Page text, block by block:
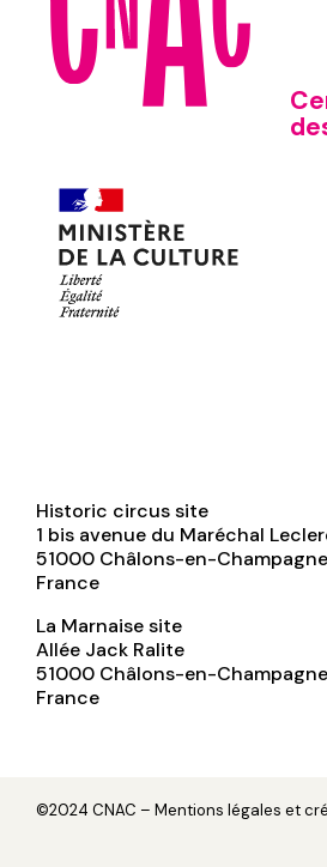
Historic circus site
1 bis avenue du Maréchal
51000 Châlons-en-Champagne
France
La Marnaise site
Allée Jack Ralite
51000 Châlons-en-Champagne
France
©2024 CNAC – Mentions légales et